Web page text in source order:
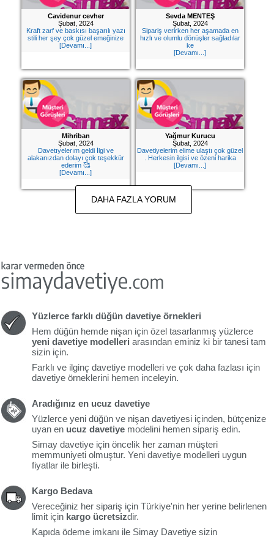
Cavidenur cevher
Şubat, 2024
Kraft zarf ve baskısı başarılı yazı
stili her şey çok güzel emeğinize
[Devamı...]
Sevda MENTEŞ
Şubat, 2024
Sipariş verirken her aşamada en
hızlı ve olumlu dönüşler sağladılar
ke
[Devamı...]
Mihriban
Şubat, 2024
Davetıyelerım geldi İlgi ve
alakanızdan dolayı çok teşekkür
ederim 🥰
[Devamı...]
Yağmur Kurucu
Şubat, 2024
Davetiyelerim elime ulaştı çok güzel
. Herkesin ilgisi ve özeni harika
[Devamı...]
DAHA FAZLA YORUM
Yüzlerce farklı düğün davetiye örnekleri
Hem düğün hemde nişan için özel tasarlanmış yüzlerce
yeni davetiye modelleri arasından eminiz ki bir tanesi tam
sizin için.
Farklı ve ilginç davetiye modelleri ve çok daha fazlası için
davetiye örneklerini hemen inceleyin.
Aradığınız en ucuz davetiye
Yüzlerce yeni düğün ve nişan davetiyesi içinden, bütçenize
uyan en ucuz davetiye modelini hemen sipariş edin.
Simay davetiye için öncelik her zaman müşteri
memmuniyeti olmuştur. Yeni davetiye modelleri uygun
fiyatlar ile birleşti.
Kargo Bedava
Vereceğiniz her sipariş için Türkiye'nin her yerine belirlenen
limit için kargo ücretsizdir.
Kapıda ödeme imkanı ile Simay Davetiye sizin